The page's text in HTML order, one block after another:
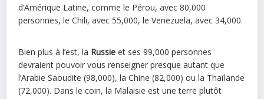
d’Amérique Latine, comme le Pérou, avec 80,000
personnes, le Chili, avec 55,000, le Venezuela, avec 34,000.
Bien plus à l’est, la Russie et ses 99,000 personnes
devraient pouvoir vous renseigner presque autant que
l’Arabie Saoudite (98,000), la Chine (82,000) ou la Thaïlande
(72,000). Dans le coin, la Malaisie est une terre plutôt